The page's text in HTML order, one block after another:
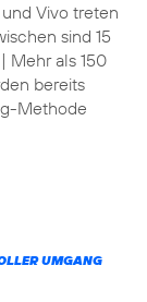
Vivo treten
sind 15
Mehr als 150
bereits
Methode
UMGANG